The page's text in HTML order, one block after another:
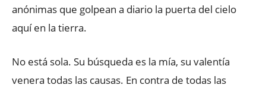
anónimas que golpean a diario la puerta del cielo
aquí en la tierra.
No está sola. Su búsqueda es la mía, su valentía
venera todas las causas. En contra de todas las